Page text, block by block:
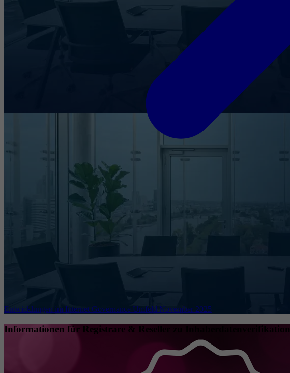
Entwicklungen im Internet Governance Umfeld November 2025
Informationen für Registrare & Reseller zu Inhaberdatenverifikation